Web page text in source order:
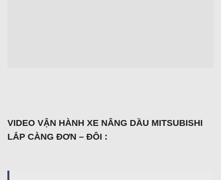
VIDEO VẬN HÀNH XE NÂNG DẦU MITSUBISHI
LẮP CÀNG ĐƠN – ĐÔI :